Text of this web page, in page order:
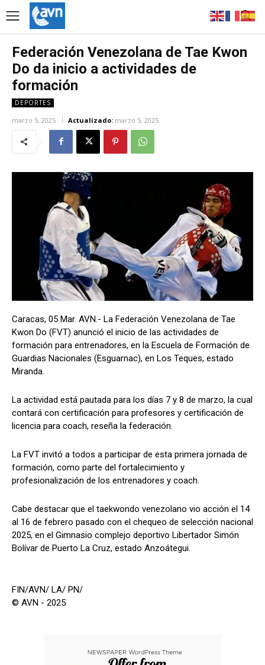
Federación Venezolana de Tae Kwon
Do da inicio a actividades de
formación
DEPORTES
marzo 5, 2025 Actualizado: marzo 5, 2025
Caracas, 05 Mar. AVN.- La Federación Venezolana de Tae
Kwon Do (FVT) anunció el inicio de las actividades de
formación para entrenadores, en la Escuela de Formación de
Guardias Nacionales (Esguarnac), en Los Teques, estado
Miranda.
La actividad está pautada para los días 7 y 8 de marzo, la cual
contará con certificación para profesores y certificación de
licencia para coach, reseña la federación.
La FVT invitó a todos a participar de esta primera jornada de
formación, como parte del fortalecimiento y
profesionalización de los entrenadores y coach.
Cabe destacar que el taekwondo venezolano vio acción el 14
al 16 de febrero pasado con el chequeo de selección nacional
2025, en el Gimnasio complejo deportivo Libertador Simón
Bolívar de Puerto La Cruz, estado Anzoátegui.
FIN/AVN/ LA/ PN/
© AVN - 2025